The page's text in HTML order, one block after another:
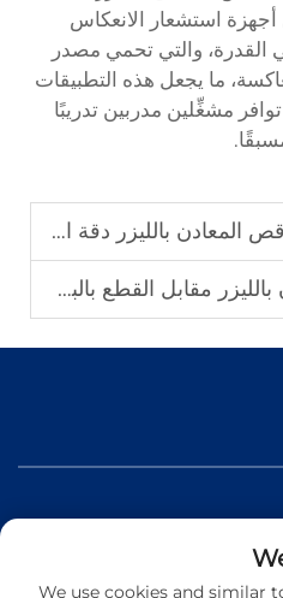
أجهزة استشعار الانعكاس
القدرة، والتي تحمي مصدر
ما يجعل هذه التطبيقات
توافر مشغِّلين مدربين تدريبًا
بالليزر دقة الإنتاج
القطع بالبلازما والقطع باللهب
We use cookies and similar